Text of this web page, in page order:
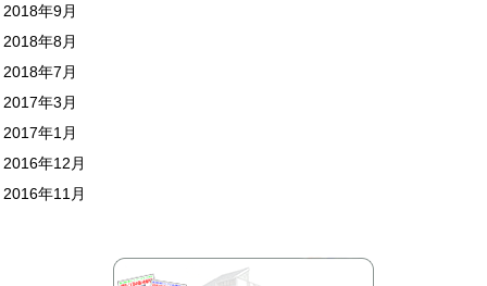
2018年9月
2018年8月
2018年7月
2017年3月
2017年1月
2016年12月
2016年11月